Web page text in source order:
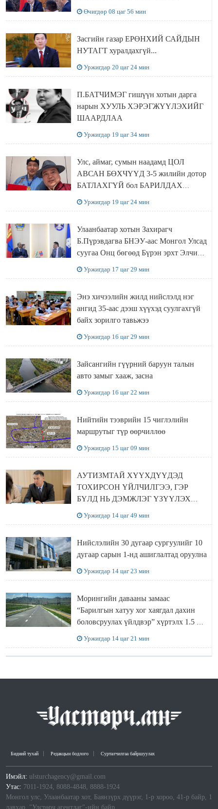
Өчигдөр 08 цаг 56 мин
Засгийн газар ЕРӨНХИЙ САЙДЫН
НУТАГТ хуралдахгүй...
Уржигдар 20 цаг 24 мин
П.БАТЧИМЭГ гишүүн хотын дарга
нарын ХУУЛЬ ХЭРЭГЖҮҮЛЭХИЙГ
ШААРДЛАА
Уржигдар 19 цаг 34 мин
Улс, аймаг, сумын наадамд ЦОЛ
АВСАН БӨХЧҮҮД 3-5 жилийн дотор
БАТЛАХГҮЙ бол БАРИЛДАХ
Уржигдар 19 цаг 24 мин
Улаанбаатар хотын Захирагч
Б.Пүрэвдагва БНЭУ-аас Монгол Улсад
суугаа Онц бөгөөд Бүрэн эрхт Элчин
Уржигдар 17 цаг 29 мин
Энэ хичээлийн жилд нийслэлд нэг
ангид 35-аас дээш хүүхэд суулгахгүй
байх зорилго тавьжээ
Уржигдар 16 цаг 29 мин
Зайсангийн гүүрний баруун талын
авто замыг хааж, засна
Уржигдар 16 цаг 22 мин
Нийтийн тээврийн 15 чиглэлийн
маршрутыг түр өөрчиллөө
Уржигдар 15 цаг 09 мин
АУТИЗМТАЙ ХҮҮХДҮҮДЭД
ТОХИРСОН ҮЙЛЧИЛГЭЭ, ГЭР
БҮЛД НЬ ДЭМЖЛЭГ ҮЗҮҮЛЭХ
Уржигдар 14 цаг 49 мин
Нийслэлийн 30 дугаар сургуулийг 10
дугаар сарын 1-нд ашиглалтад оруулна
Уржигдар 14 цаг 23 мин
Морингийн давааны замаас
“Барилгын хатуу хог хаягдал дахин
боловсруулах үйлдвэр” хүртэлх 1.5 км
Уржигдар 14 цаг 21 мин
Бидний тухай Редакцын бодлого Сурталчилгаа байршуулах
Имэйл: ulsturchagency@gmail.com
Утас: 7011-1924, 8088-4848, 8888-1924
Монгол улс, Улаанбаатар хот, Баянзүрх дүүрэг, 1-р хороо, 41-р байр, 1
давхар, "Улстөрч агентлаг"-ийн байр